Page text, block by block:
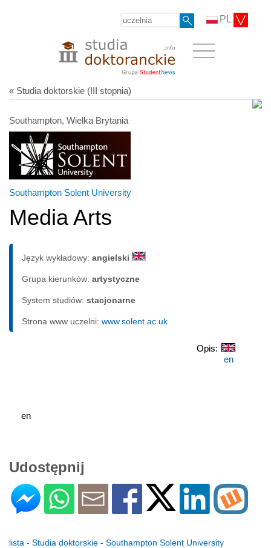
PL
« Studia doktorskie (III stopnia)
Southampton, Wielka Brytania
Southampton Solent University
Media Arts
Język wykładowy: angielski
Grupa kierunków: artystyczne
System studiów: sta­cjo­nar­ne
Strona www uczelni: www.solent.ac.uk
Opis:
en
en
Udostępnij
lista - Studia doktorskie - Southampton Solent University